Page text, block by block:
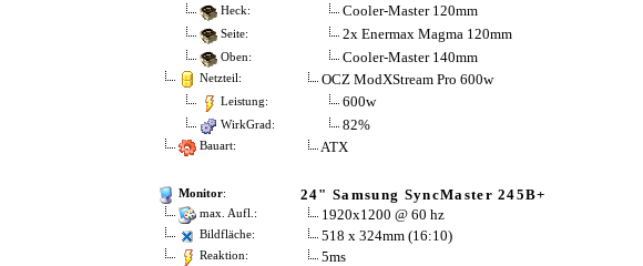
Heck: Cooler-Master 120mm
Seite: 2x Enermax Magma 120mm
Oben: Cooler-Master 140mm
Netzteil: OCZ ModXStream Pro 600w
Leistung: 600w
WirkGrad: 82%
Bauart: ATX
Monitor: 24" Samsung SyncMaster 245B+
max. Aufl.: 1920x1200 @ 60 hz
Bildfläche: 518 x 324mm (16:10)
Reaktion: 5ms